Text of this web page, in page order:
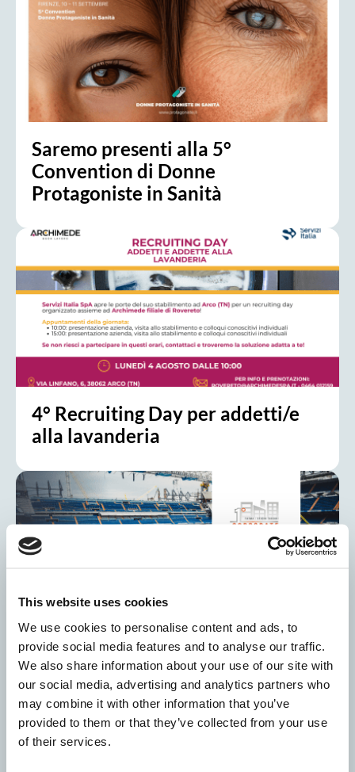
This website uses cookies
We use cookies to personalise content and ads, to
provide social media features and to analyse our traffic.
We also share information about your use of our site with
our social media, advertising and analytics partners who
may combine it with other information that you’ve
provided to them or that they’ve collected from your use
of their services.
Saremo presenti alla 5°
Convention di Donne
Protagoniste in Sanità
4° Recruiting Day per addetti/e
alla lavanderia
Servizi Italia fa squadra per i
Corporate Wellness Games